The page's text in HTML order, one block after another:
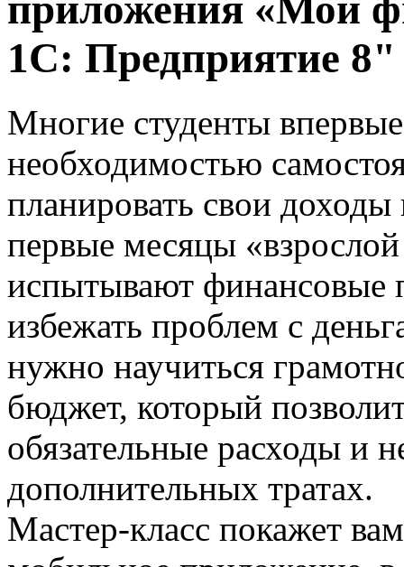
1С: Предприятие 8"
Многие студенты
необходимостью
планировать свои
первые месяцы
испытывают финансовые
избежать проблем с
нужно научиться
бюджет, который
обязательные расходы и
дополнительных тратах.
Мастер-класс покажет